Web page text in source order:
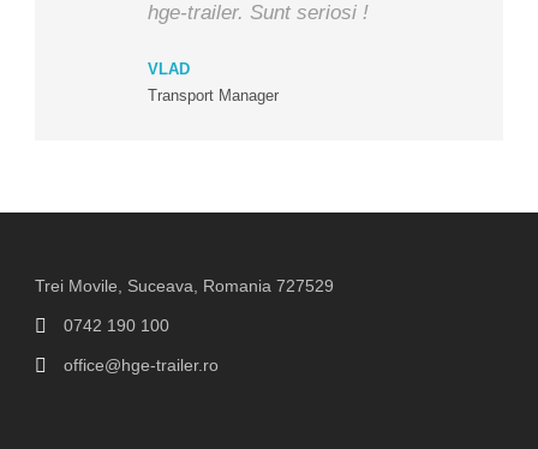
hge-trailer. Sunt seriosi !
VLAD
Transport Manager
Trei Movile, Suceava, Romania 727529
0742 190 100
office@hge-trailer.ro